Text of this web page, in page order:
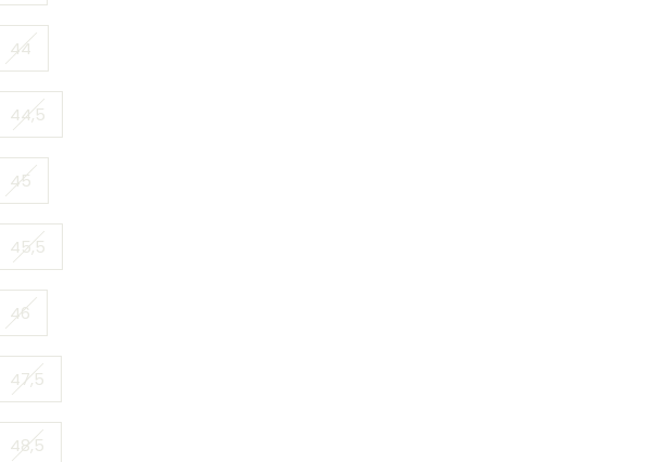
44
44,5
45
45,5
46
47,5
48,5